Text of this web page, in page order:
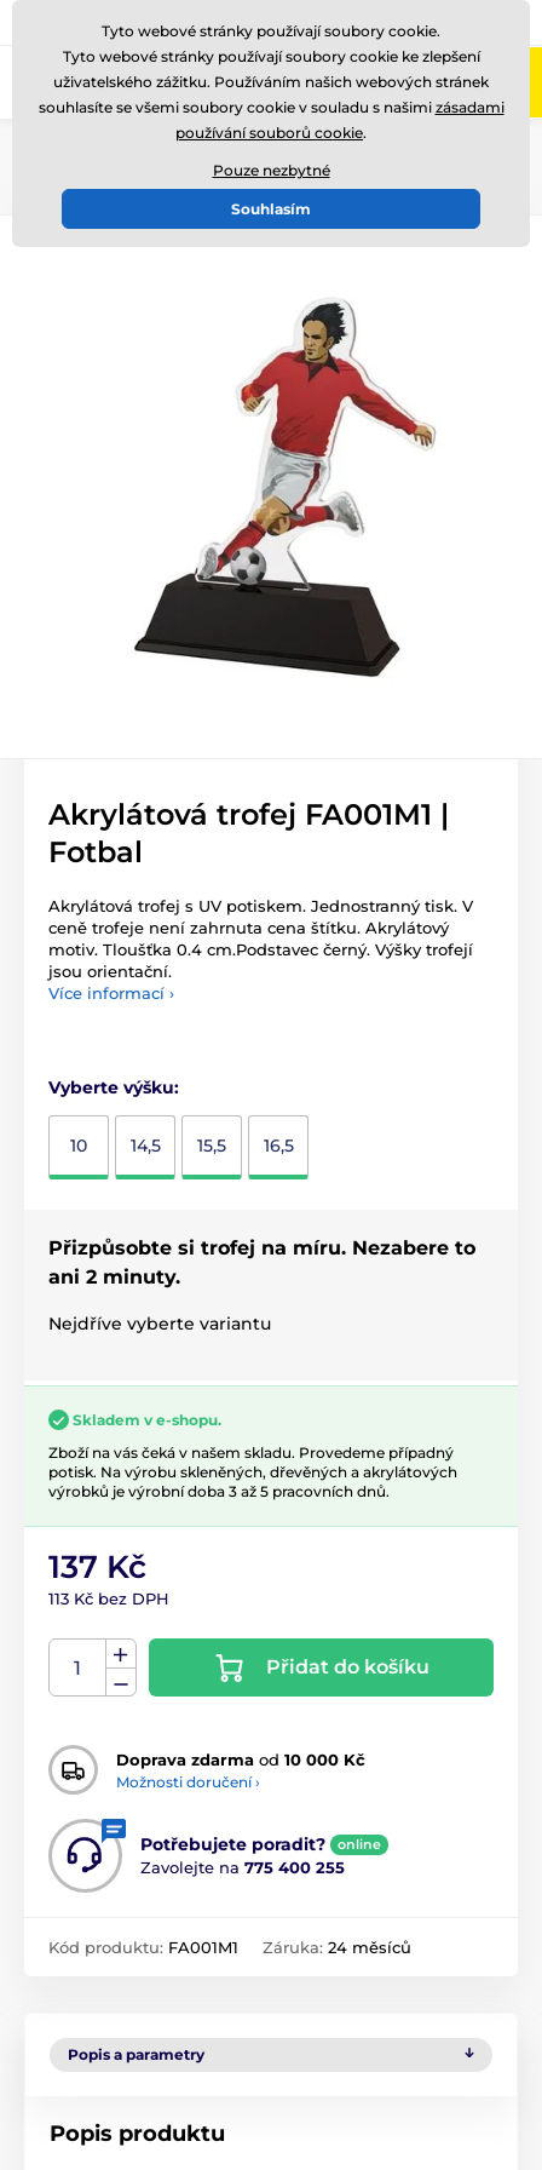
Zavolejte nám (Po-Pá 8-17)
Akrylátová trofej FA001M1 |
Fotbal
Akrylátová trofej s UV potiskem. Jednostranný tisk. V
ceně trofeje není zahrnuta cena štítku. Akrylátový
motiv. Tloušťka 0.4 cm.Podstavec černý. Výšky trofejí
jsou orientační.
Více informací ›
Vyberte výšku:
10 14,5 15,5 16,5
Přizpůsobte si trofej na míru. Nezabere to
ani 2 minuty.
Nejdříve vyberte variantu
Skladem v e-shopu.
Zboží na vás čeká v našem skladu. Provedeme případný
potisk. Na výrobu skleněných, dřevěných a akrylátových
výrobků je výrobní doba 3 až 5 pracovních dnů.
137 Kč
113 Kč bez DPH
Přidat do košíku
Doprava zdarma od 10 000 Kč
Možnosti doručení ›
Potřebujete poradit? online
Zavolejte na 775 400 255
Kód produktu: FA001M1 Záruka: 24 měsíců
Popis a parametry
Popis produktu
Tyto webové stránky používají soubory cookie.
Tyto webové stránky používají soubory cookie ke zlepšení
uživatelského zážitku. Používáním našich webových stránek
souhlasíte se všemi soubory cookie v souladu s našimi zásadami
používání souborů cookie.
Pouze nezbytné
Souhlasím